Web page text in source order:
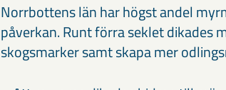
Norrbottens län har högst andel
påverkan. Runt förra seklet dikades
skogsmarker samt skapa mer